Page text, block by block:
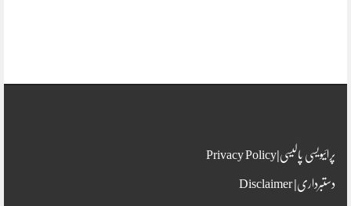
پرائیویسی پالیسی|Privacy Policy
دستبرداری| Disclaimer